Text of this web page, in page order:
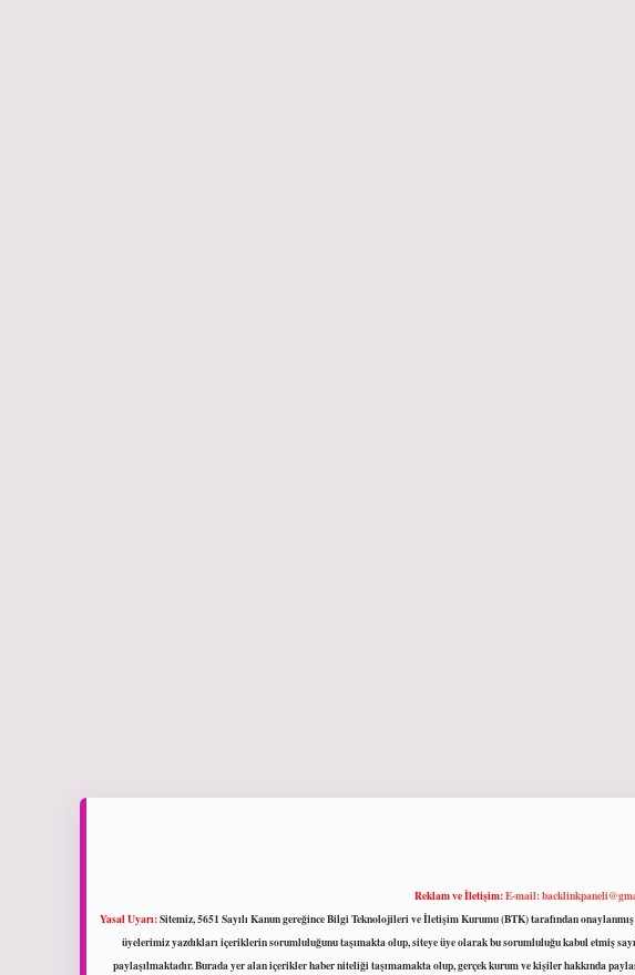
Reklam ve İletişim:E-mail:
Yasal Uyarı:Sitemiz, 5651 Sayılı Kanun gereğince Bilgi Teknolojileri ve İletişim Kurumu (BTK) tarafından
üyelerimiz yazdıkları içeriklerin sorumluluğunu taşımakta olup, siteye üye olarak bu sorumluluğu kabul etmiş
paylaşılmaktadır. Burada yer alan içerikler haber niteliği taşımamakta olup, gerçek kurum ve kişiler hakkında